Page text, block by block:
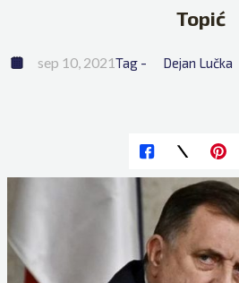
Topić
sep 10, 2021Tag - Dejan Lučka